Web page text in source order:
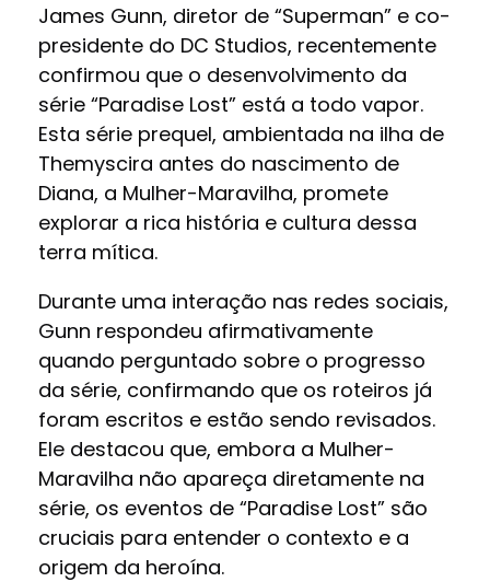
James Gunn, diretor de “Superman” e co-
presidente do DC Studios, recentemente
confirmou que o desenvolvimento da
série “Paradise Lost” está a todo vapor.
Esta série prequel, ambientada na ilha de
Themyscira antes do nascimento de
Diana, a Mulher-Maravilha, promete
explorar a rica história e cultura dessa
terra mítica.
Durante uma interação nas redes sociais,
Gunn respondeu afirmativamente
quando perguntado sobre o progresso
da série, confirmando que os roteiros já
foram escritos e estão sendo revisados.
Ele destacou que, embora a Mulher-
Maravilha não apareça diretamente na
série, os eventos de “Paradise Lost” são
cruciais para entender o contexto e a
origem da heroína.